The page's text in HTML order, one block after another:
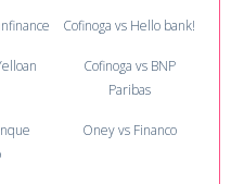
Cofinoga vs Hello bank!
Cofinoga vs BNP
Paribas
Oney vs Financo